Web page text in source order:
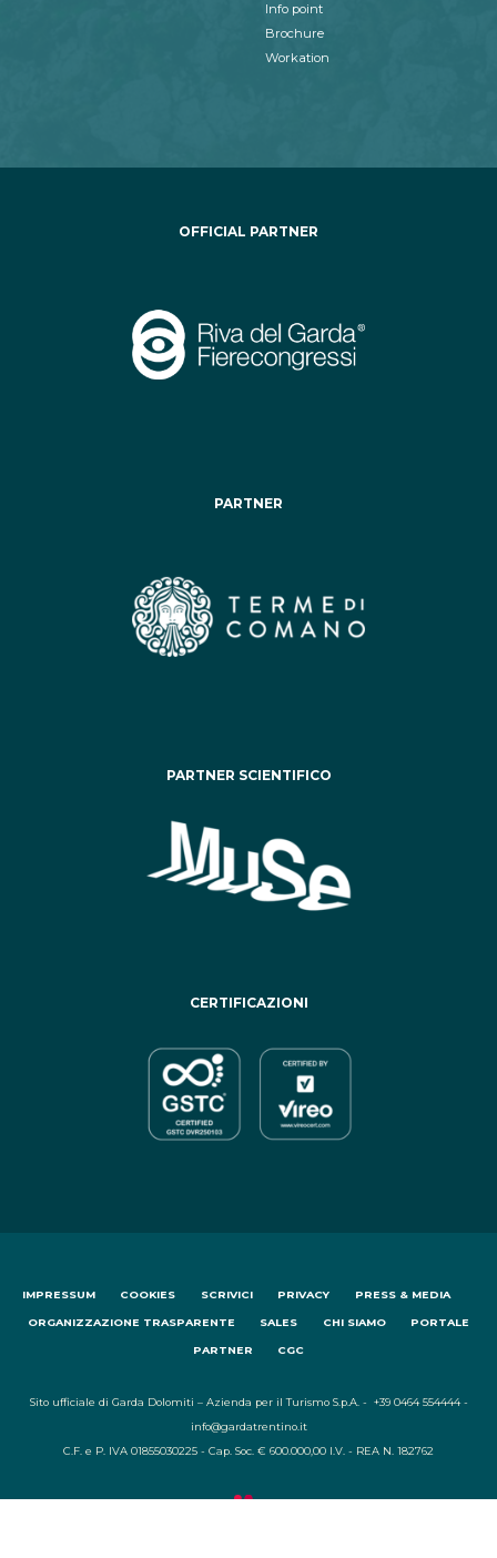
Info point
Brochure
Workation
OFFICIAL PARTNER
PARTNER
PARTNER SCIENTIFICO
CERTIFICAZIONI
IMPRESSUM COOKIES SCRIVICI PRIVACY PRESS & MEDIA
ORGANIZZAZIONE TRASPARENTE SALES CHI SIAMO PORTALE
PARTNER CGC
Sito ufficiale di Garda Dolomiti – Azienda per il Turismo S.p.A. - +39 0464 554444 -
info@gardatrentino.it
C.F. e P. IVA 01855030225 - Cap. Soc. € 600.000,00 I.V. - REA N. 182762